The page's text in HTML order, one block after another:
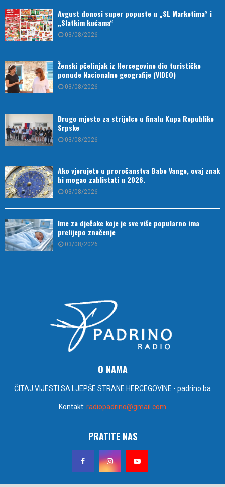
Avgust donosi super popuste u „SL Marketima“ i
„Slatkim kućama“
03/08/2026
Ženski pčelinjak iz Hercegovine dio turističke
ponude Nacionalne geografije (VIDEO)
03/08/2026
Drugo mjesto za strijelce u finalu Kupa Republike
Srpske
03/08/2026
Ako vjerujete u proročanstva Babe Vange, ovaj znak
bi mogao zablistati u 2026.
03/08/2026
Ime za dječake koje je sve više popularno ima
prelijepo značenje
03/08/2026
O NAMA
ČITAJ VIJESTI SA LJEPŠE STRANE HERCEGOVINE - padrino.ba
Kontakt: radiopadrino@gmail.com
PRATITE NAS